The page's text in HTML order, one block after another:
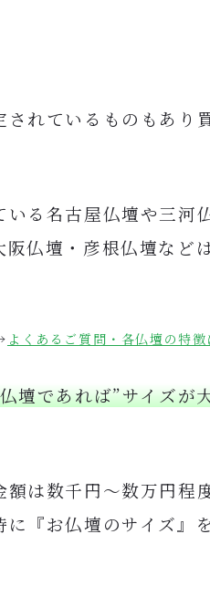
れているものもあり
る名古屋仏壇や三河
仏壇・彦根仏壇など
よくあるご質問・各仏壇の特徴
壇であれば”サイズが
は数千円〜数万円程
『お仏壇のサイズ』